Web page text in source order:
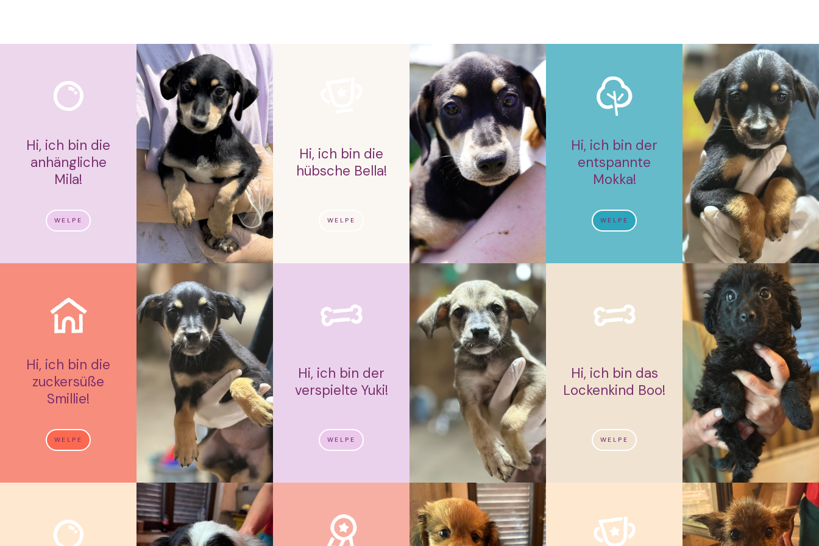
Hi, ich bin die
anhängliche
Mila!
WELPE
Hi, ich bin die
hübsche Bella!
WELPE
Hi, ich bin der
entspannte
Mokka!
WELPE
Hi, ich bin die
zuckersüße
Smillie!
WELPE
Hi, ich bin der
verspielte Yuki!
WELPE
Hi, ich bin das
Lockenkind Boo!
WELPE